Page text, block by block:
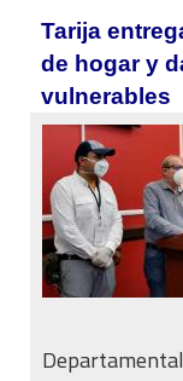
Tarija
de hogar y
vulnerables